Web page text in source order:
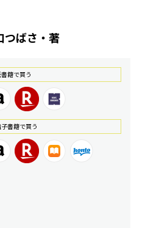
ばさ・著
籍で買う
⼦書籍で買う